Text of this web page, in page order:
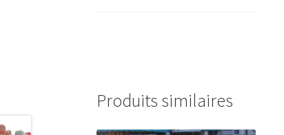
Produits similaires